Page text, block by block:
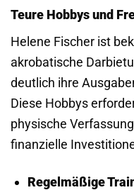
Teure Hobbys und
Helene Fischer ist
akrobatische
deutlich ihre
Diese Hobbys
physische
finanzielle
Regelmäßige